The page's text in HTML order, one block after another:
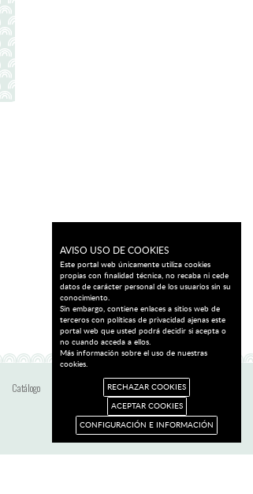
Catálogo Contacto
AVISO USO DE COOKIES
Este portal web únicamente utiliza cookies
propias con finalidad técnica, no recaba ni cede
datos de carácter personal de los usuarios sin su
conocimiento.
Sin embargo, contiene enlaces a sitios web de
terceros con políticas de privacidad ajenas este
portal web que usted podrá decidir si acepta o
no cuando acceda a ellos.
Más información sobre el uso de nuestras
cookies.
RECHAZAR COOKIES
ACEPTAR COOKIES
CONFIGURACIÓN E INFORMACIÓN